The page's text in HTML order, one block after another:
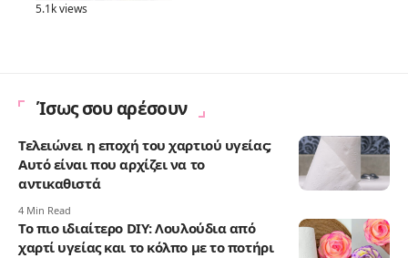
5.1k views
Ίσως σου αρέσουν
Τελειώνει η εποχή του χαρτιού υγείας;
Αυτό είναι που αρχίζει να το
αντικαθιστά
4 Min Read
Το πιο ιδιαίτερο DIY: Λουλούδια από
χαρτί υγείας και το κόλπο με το ποτήρι